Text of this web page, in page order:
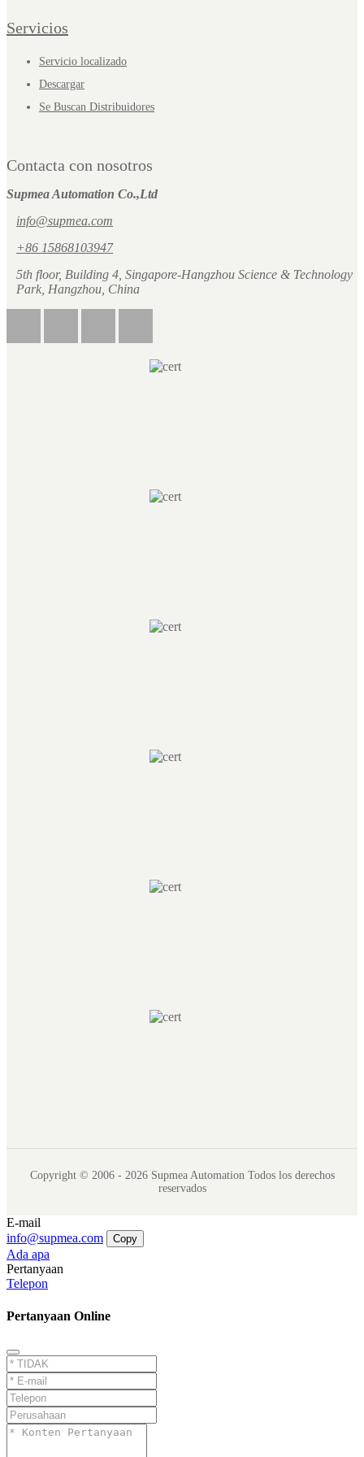
Servicios
Servicio localizado
Descargar
Se Buscan Distribuidores
Contacta con nosotros
Supmea Automation Co.,Ltd
info@supmea.com
+86 15868103947
5th floor, Building 4, Singapore-Hangzhou Science & Technology
Park, Hangzhou, China
Copyright © 2006 - 2026 Supmea Automation Todos los derechos
reservados
E-mail
info@supmea.com
Copy
Ada apa
Pertanyaan
Telepon
Pertanyaan Online